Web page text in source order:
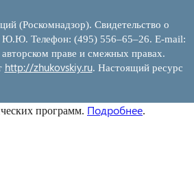
(Роскомнадзор). Свидетельство о
Ю.Ю. Телефон: (495) 556–65–26. E‑mail:
праве и смежных правах.
http://zhukovskiy.ru. Настоящий ресурс
программ. Подробнее.